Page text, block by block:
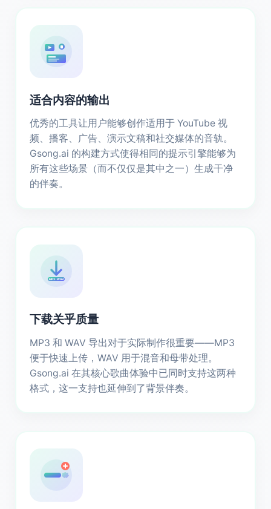
适合内容的输出
优秀的工具让用户能够创作适用于 YouTube 视
频、播客、广告、演示文稿和社交媒体的音轨。
Gsong.ai 的构建方式使得相同的提示引擎能够为
所有这些场景（而不仅仅是其中之一）生成干净
的伴奏。
MP3 · WAV
下载关乎质量
MP3 和 WAV 导出对于实际制作很重要——MP3
便于快速上传，WAV 用于混音和母带处理。
Gsong.ai 在其核心歌曲体验中已同时支持这两种
格式，这一支持也延伸到了背景伴奏。